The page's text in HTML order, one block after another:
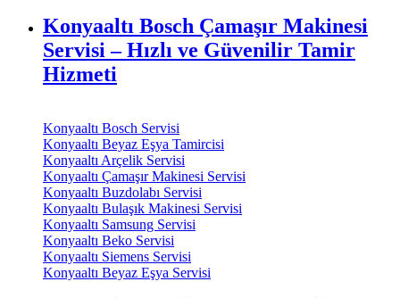
Konyaaltı Bosch Çamaşır Makinesi
Servisi – Hızlı ve Güvenilir Tamir
Hizmeti
Konyaaltı Bosch Servisi
Konyaaltı Beyaz Eşya Tamircisi
Konyaaltı Arçelik Servisi
Konyaaltı Çamaşır Makinesi Servisi
Konyaaltı Buzdolabı Servisi
Konyaaltı Bulaşık Makinesi Servisi
Konyaaltı Samsung Servisi
Konyaaltı Beko Servisi
Konyaaltı Siemens Servisi
Konyaaltı Beyaz Eşya Servisi